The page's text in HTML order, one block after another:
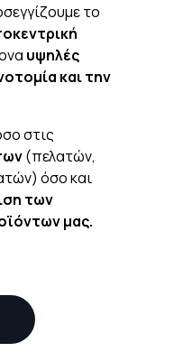
το
υψηλές
και την
στις
(πελατών,
όσο και
των
μας.